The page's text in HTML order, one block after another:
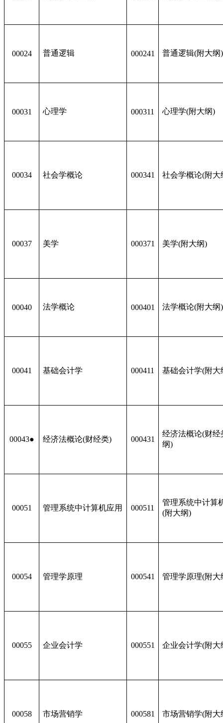
00024 普通逻辑 000241 普通逻辑(附大纲)
00031 心理学 000311 心理学(附大纲)
00034 社会学概论 000341 社会学概论(附大
00037 美学 000371 美学(附大纲)
00040 法学概论 000401 法学概论(附大纲)
00041 基础会计学 000411 基础会计学(附大
00043● 经济法概论(财经类) 000431
经济法概论(财经
纲)
00051 管理系统中计算机应用 000511
管理系统中计算
(附大纲)
00054 管理学原理 000541 管理学原理(附大
00055 企业会计学 000551 企业会计学(附大
00058 市场营销学 000581 市场营销学(附大